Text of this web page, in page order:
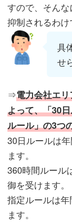
すので、そん
抑制されるわ
具
せ
⇒電力会社エ
よって、「30
ルール」の3つ
30日ルールは
ます。
360時間ルール
御を受けます。
指定ルールは
ます。